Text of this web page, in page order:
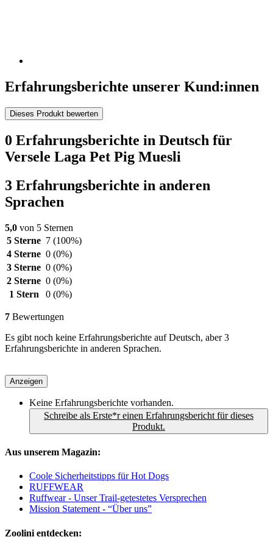
Erfahrungsberichte unserer Kund:innen
Dieses Produkt bewerten
0 Erfahrungsberichte in Deutsch für
Versele Laga Pet Pig Muesli
3 Erfahrungsberichte in anderen
Sprachen
5,0 von 5 Sternen
5 Sterne 7 (100%)
4 Sterne 0 (0%)
3 Sterne 0 (0%)
2 Sterne 0 (0%)
1 Stern
0 (0%)
7 Bewertungen
Es gibt noch keine Erfahrungsberichte auf Deutsch, aber 3
Erfahrungsberichte in anderen Sprachen.
Anzeigen
Keine Erfahrungsberichte vorhanden.
Schreibe als Erste*r einen Erfahrungsbericht für dieses
Produkt.
Aus unserem Magazin:
Coole Sicherheitstipps für Hot Dogs
RUFFWEAR
Ruffwear - Unser Trail-getestetes Versprechen
Mission Statement - “Über uns”
Zoolini entdecken: